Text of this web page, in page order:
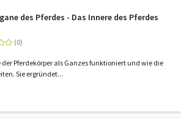
des Pferdes - Das Innere des Pferdes
Pferdekörper als Ganzes funktioniert und wie die
Sie ergründet...